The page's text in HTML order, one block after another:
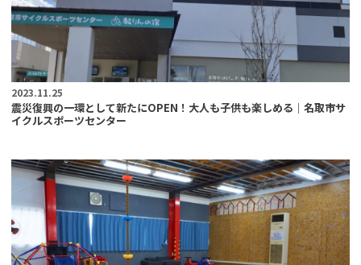
2023.11.25
震災復興の一環として新たにOPEN！大人も子供も楽しめる｜名取市サ
イクルスポーツセンター